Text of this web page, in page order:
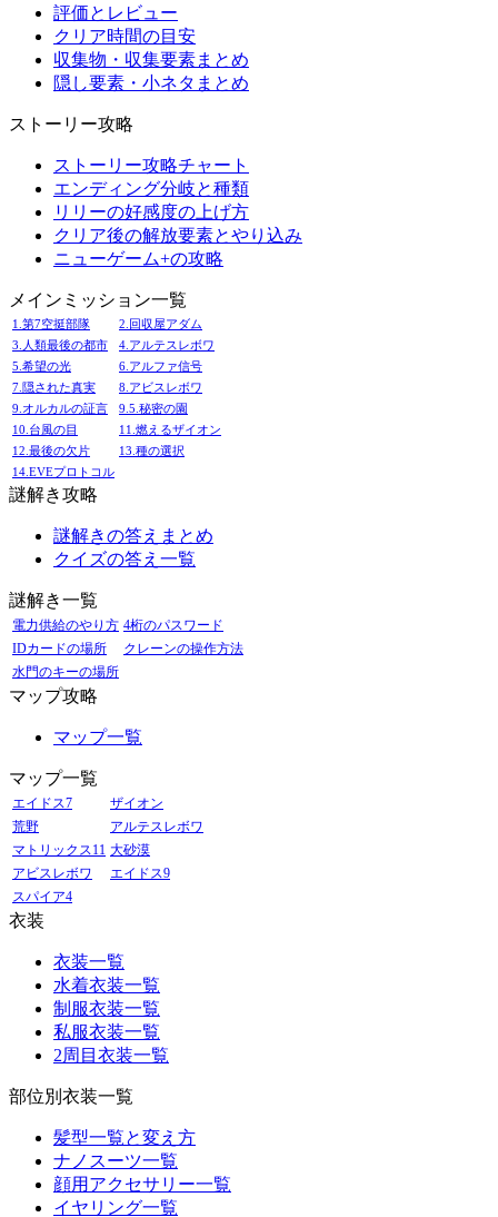
評価とレビュー
クリア時間の目安
収集物・収集要素まとめ
隠し要素・小ネタまとめ
ストーリー攻略
ストーリー攻略チャート
エンディング分岐と種類
リリーの好感度の上げ方
クリア後の解放要素とやり込み
ニューゲーム+の攻略
メインミッション一覧
1.第7空挺部隊
2.回収屋アダム
3.人類最後の都市
4.アルテスレボワ
5.希望の光
6.アルファ信号
7.隠された真実
8.アビスレボワ
9.オルカルの証言
9.5.秘密の園
10.台風の目
11.燃えるザイオン
12.最後の欠片
13.種の選択
14.EVEプロトコル
謎解き攻略
謎解きの答えまとめ
クイズの答え一覧
謎解き一覧
電力供給のやり方 4桁のパスワード
IDカードの場所
クレーンの操作方法
水門のキーの場所
マップ攻略
マップ一覧
マップ一覧
エイドス7
ザイオン
荒野
アルテスレボワ
マトリックス11 大砂漠
アビスレボワ
エイドス9
スパイア4
衣装
衣装一覧
水着衣装一覧
制服衣装一覧
私服衣装一覧
2周目衣装一覧
部位別衣装一覧
髪型一覧と変え方
ナノスーツ一覧
顔用アクセサリー一覧
イヤリング一覧